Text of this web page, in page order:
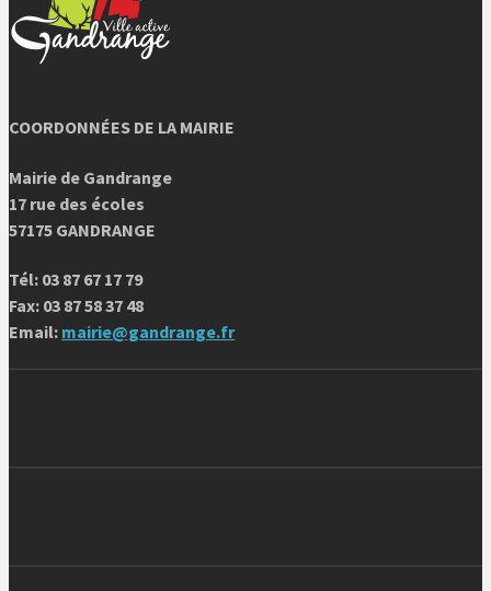
COORDONNÉES DE LA MAIRIE
Mairie de Gandrange
17 rue des écoles
57175 GANDRANGE
Tél: 03 87 67 17 79
Fax: 03 87 58 37 48
Email: mairie@gandrange.fr